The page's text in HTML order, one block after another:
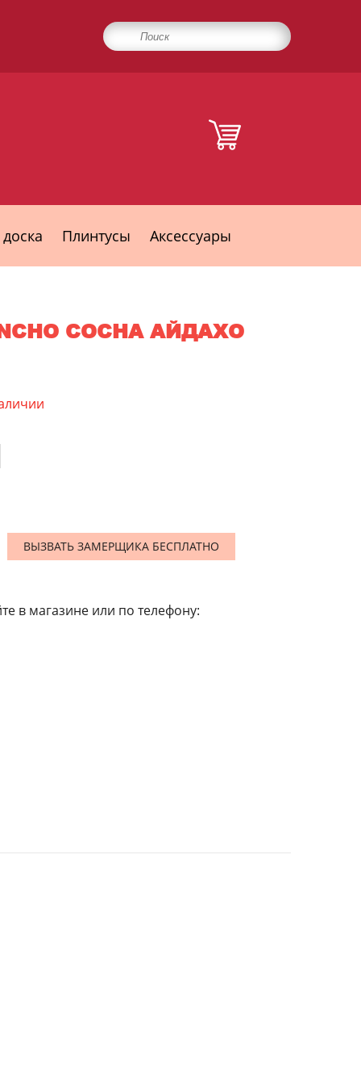
Плинтусы Аксессуары
СОСНА АЙДАХО
ВЫЗВАТЬ ЗАМЕРЩИКА БЕСПЛАТНО
в магазине или по телефону: